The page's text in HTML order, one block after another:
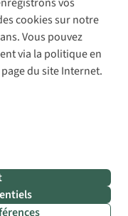
cookies sur notre
Vous pouvez
via la politique en
du site Internet.
confidentialité
Cookie Policy